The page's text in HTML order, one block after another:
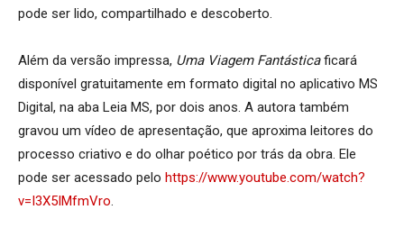
pode ser lido, compartilhado e descoberto.
Além da versão impressa, Uma Viagem Fantásticaficará
disponível gratuitamente em formato digital no aplicativo MS
Digital, na aba Leia MS, por dois anos. A autora também
gravou um vídeo de apresentação, que aproxima leitores do
processo criativo e do olhar poético por trás da obra. Ele
pode ser acessado pelo https://www.youtube.com/watch?
v=I3X5IMfmVro.